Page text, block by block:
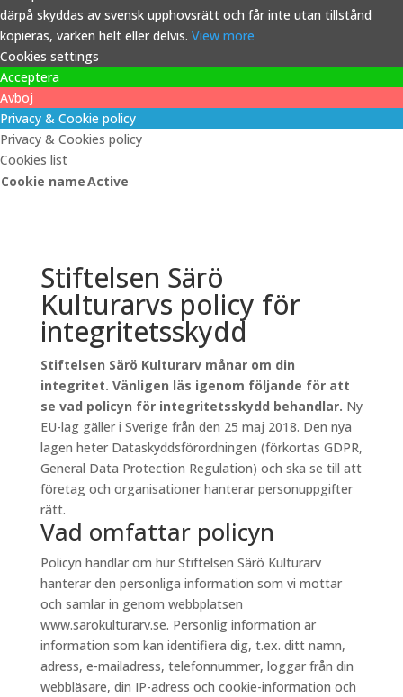
därpå skyddas av svensk upphovsrätt och får inte utan tillstånd
kopieras, varken helt eller delvis. View more
Cookies settings
Acceptera
Avböj
Privacy & Cookie policy
Privacy & Cookies policy
Cookies list
Cookie nameActive
Stiftelsen Särö
Kulturarvs policy för
integritetsskydd
Stiftelsen Särö Kulturarv månar om din
integritet. Vänligen läs igenom följande för att
se vad policyn för integritetsskydd behandlar. Ny
EU-lag gäller i Sverige från den 25 maj 2018. Den nya
lagen heter Dataskyddsförordningen (förkortas GDPR,
General Data Protection Regulation) och ska se till att
företag och organisationer hanterar personuppgifter
rätt.
Vad omfattar policyn
Policyn handlar om hur Stiftelsen Särö Kulturarv
hanterar den personliga information som vi mottar
och samlar in genom webbplatsen
www.sarokulturarv.se. Personlig information är
information som kan identifiera dig, t.ex. ditt namn,
adress, e-mailadress, telefonnummer, loggar från din
webbläsare, din IP-adress och cookie-information och